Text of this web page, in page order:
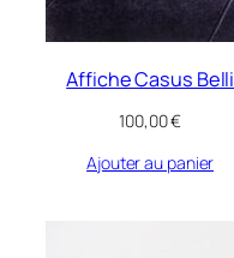
Affiche Casus Belli
100,00€
Ajouter au panier